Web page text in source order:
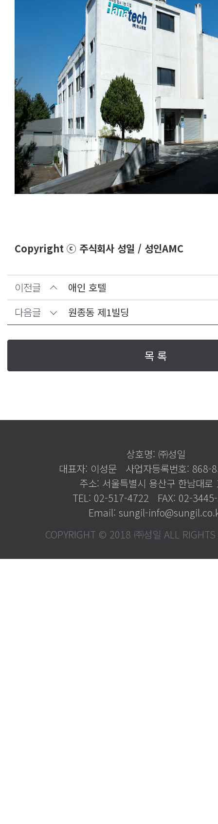
Copyright ⓒ 주식회사 성일 / 성인AMC
이전글
애인 호텔
다음글
원종동 제1빌딩
목 록
상호명: ㈜성일
대표자: 이성문
사업자등록번호: 868-
주소: 서울특별시 용산구 한남대로
TEL: 02-517-4722
FAX: 02-
Email: sungil-
COPYRIGHT © 2018 ㈜성일 ALL RIGHTS